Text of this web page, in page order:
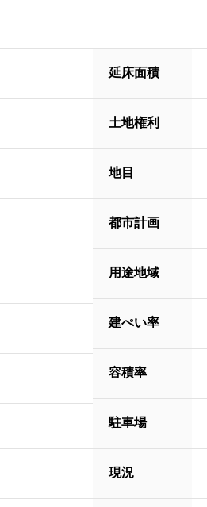
延床面積
土地権利
地目
都市計画
用途地域
建ぺい率
容積率
駐車場
現況